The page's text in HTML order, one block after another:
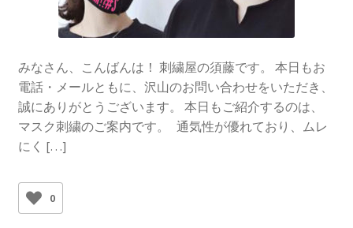
みなさん、こんばんは！ 刺繍屋の須藤です。 本日もお
電話・メールともに、沢山のお問い合わせをいただき、
誠にありがとうございます。 本日もご紹介するのは、
マスク刺繍のご案内です。 通気性が優れており、ムレ
にく […]
0